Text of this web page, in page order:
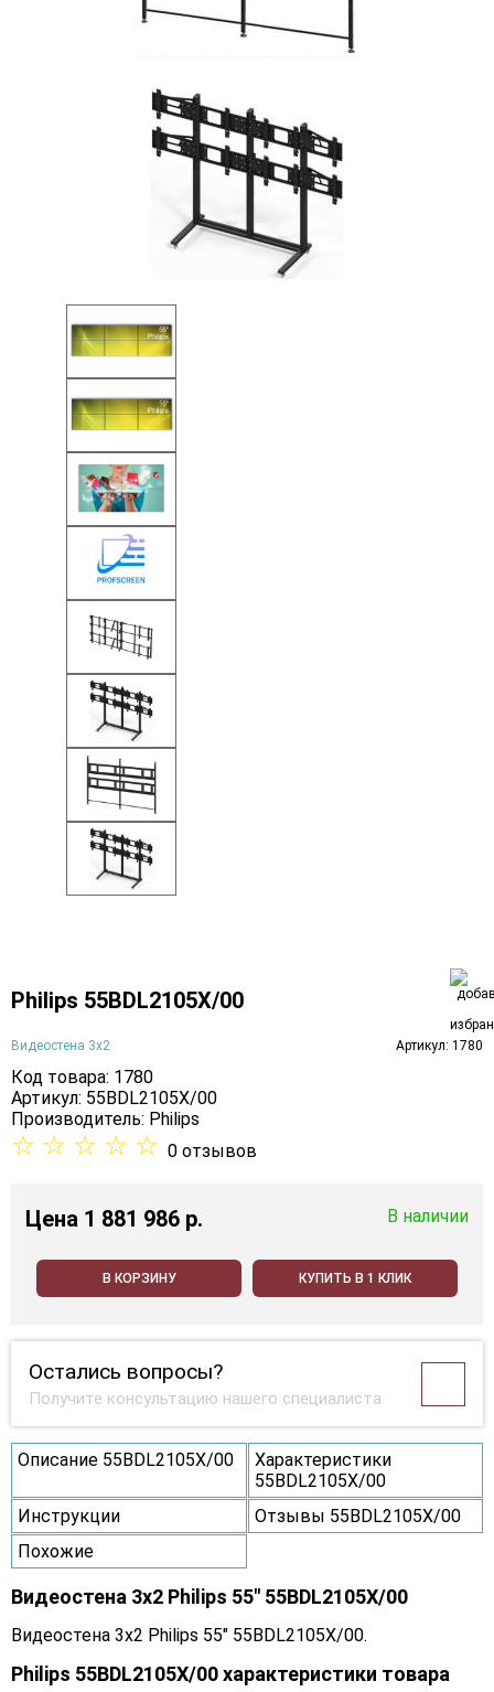
Philips 55BDL2105X/00
Видеостена 3х2 Артикул: 1780
Код товара: 1780
Артикул: 55BDL2105X/00
Производитель: Philips
☆ ☆ ☆ ☆ ☆ 0 отзывов
Цена 1 881 986 p. В наличии
В КОРЗИНУ КУПИТЬ В 1 КЛИК
Остались вопросы?
Получите консультацию нашего специалиста
Описание 55BDL2105X/00
Характеристики
55BDL2105X/00
Инструкции
Отзывы 55BDL2105X/00
Похожие
Видеостена 3x2 Philips 55" 55BDL2105X/00
Видеостена 3x2 Philips 55" 55BDL2105X/00.
Philips 55BDL2105X/00 характеристики товара